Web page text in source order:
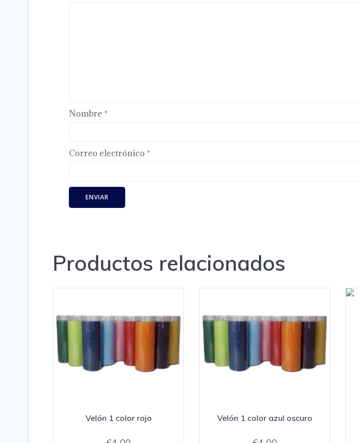
Nombre *
Correo electrónico *
Productos relacionados
Velón 1 color rojo Velón 1 color azul oscuro